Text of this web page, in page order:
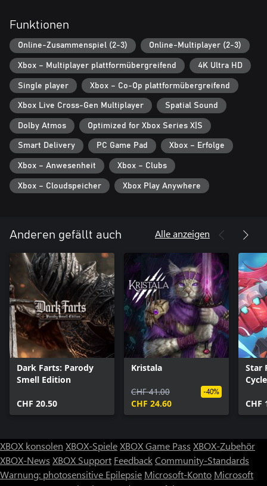
Funktionen
Online-Zusammenspiel (2-3) Online-Multiplayer (2-3)
Xbox – Multiplayer plattformübergreifend 4K Ultra HD
Single player Xbox – Co-Op plattformübergreifend
Xbox Live Cross-Gen Multiplayer Spatial Sound
Dolby Atmos Optimized for Xbox Series X|S
Smart Delivery PC Game Pad Xbox – Erfolge
Xbox – Anwesenheit Xbox – Clubs
Xbox – Cloudspeicher Xbox Play Anywhere
Anderen gefällt auch Alle anzeigen
Dark Farts: Parody
Smell Edition
CHF 20.50
Kristala
CHF 41.00
CHF 24.60
-40%
Star
Cycle
CHF
XBOX konsolen XBOX-SpieleXBOX Game Pass XBOX-Zubehör
XBOX-News XBOX Support FeedbackCommunity-Standards
Warnung: photosensitive Epilepsie Microsoft-Konto Microsoft